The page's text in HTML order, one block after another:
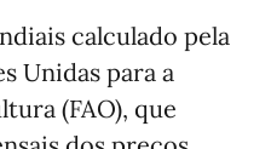
calculado pela
Unidas para a
(FAO), que